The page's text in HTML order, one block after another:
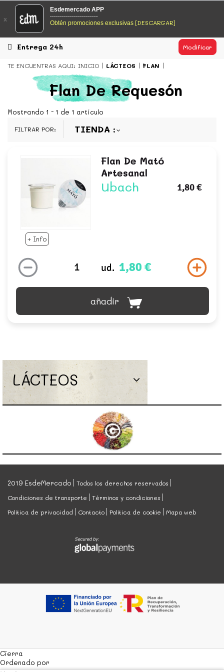
EsDeMercado.com
EsDeMercado.com
los mejores mercados de Barcelona y de productores
locales.
EsDeMercado.com
EsDeMercado.comte lleva a casa los mejores productos de
los mejores mercados de Barcelona y de productores
x
Esdemercado APP
------------------------
Obtén promociones exclusivas [DESCARGAR]
Entrega 24h Modificar
TE ENCUENTRAS AQUI: INICIO LÁCTEOS FLAN
Flan De Requesón
Mostrando 1 - 1 de 1 artículo
FILTRAR POR: TIENDA
+ Info
Flan De Mató
Artesanal
Ubach 1,80 €
ud. 1,80 €
añadir
LÁCTEOS
2019 EsdeMercado
Todos los derechos reservados
Condiciones de transporte
Términos y condiciones
Política de privacidad
Contacto Política de cookie Mapa web
Cierra
Ordenado por